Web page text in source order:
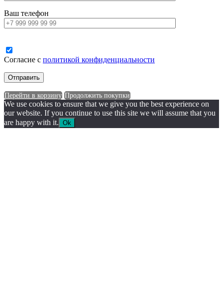
Ваш телефон
Согласие с политикой конфиденциальности
Перейти в корзину Продолжить покупки
We use cookies to ensure that we give you the best experience on
our website. If you continue to use this site we will assume that you
are happy with it. Ok